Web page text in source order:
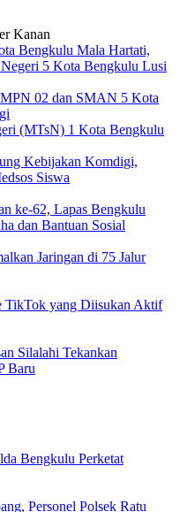
02 dan SMAN 5 Kota
Kebijakan Komdigi,
Siswa
ke-62, Lapas Bengkulu
dan Bantuan Sosial
Jaringan di 75 Jalur
TikTok yang Diisukan Aktif
Silalahi Tekankan
Baru
Bengkulu Perketat
Personel Polsek Ratu